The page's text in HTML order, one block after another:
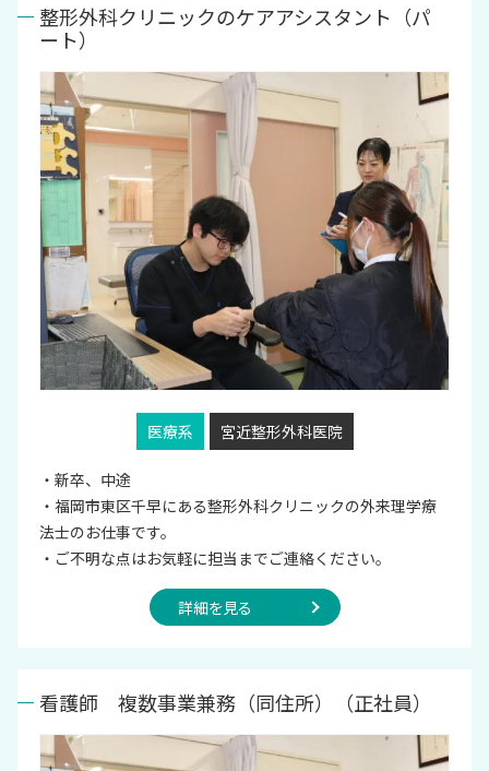
整形外科クリニックのケアアシスタント（パ
ート）
医療系 宮近整形外科医院
・新卒、中途
・福岡市東区千早にある整形外科クリニックの外来理学療
法士のお仕事です。
・ご不明な点はお気軽に担当までご連絡ください。
詳細を見る
看護師 複数事業兼務（同住所）（正社員）